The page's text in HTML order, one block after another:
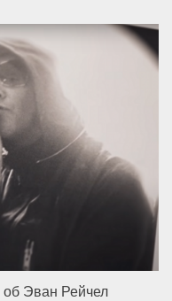
Эван Рейчел